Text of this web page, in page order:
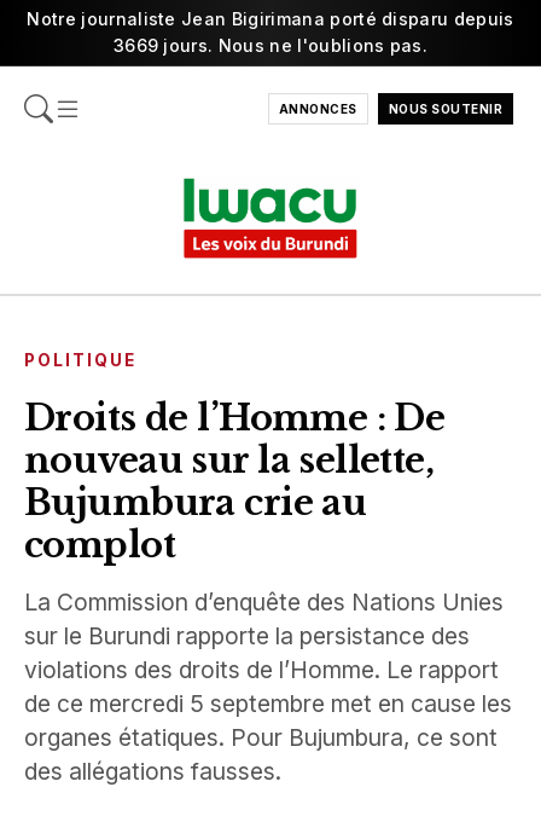
Notre journaliste Jean Bigirimana porté disparu depuis
3669 jours. Nous ne l'oublions pas.
ANNONCES NOUS SOUTENIR
POLITIQUE
Droits de l’Homme : De
nouveau sur la sellette,
Bujumbura crie au
complot
La Commission d’enquête des Nations Unies
sur le Burundi rapporte la persistance des
violations des droits de l’Homme. Le rapport
de ce mercredi 5 septembre met en cause les
organes étatiques. Pour Bujumbura, ce sont
des allégations fausses.